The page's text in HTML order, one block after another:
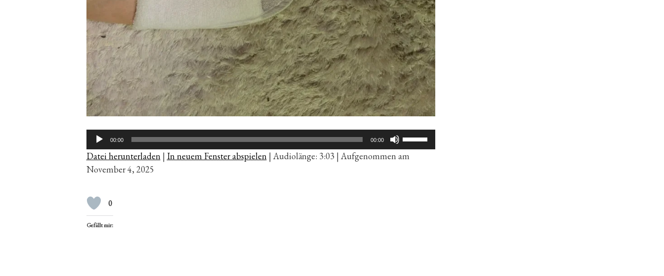
Audio-
Player
00:00 00:00
Pfeiltasten
Hoch/Runter
benutzen,
Datei herunterladen| In neuem Fenster abspielen| Audiolänge: 3:03 | Aufgenommen am
November 4, 2025
0
Gefällt mir: